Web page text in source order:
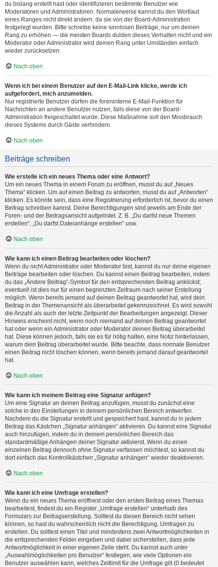
du bislang erstellt hast oder identifizieren bestimmte Benutzer wie
Moderatoren und Administratoren. Normalerweise kannst du den Wortlaut
eines Ranges nicht direkt ändern, da sie von der Board-Administration
festgelegt wurden. Bitte schreibe keine sinnlosen Beiträge, nur um deinen
Rang zu erhöhen — die meisten Boards dulden dieses Verhalten nicht und ein
Moderator oder Administrator wird deinen Rang unter Umständen einfach
wieder zurücksetzen.
Nach oben
Wenn ich bei einem Benutzer auf den E-Mail-Link klicke, werde ich
aufgefordert, mich anzumelden.
Nur registrierte Benutzer dürfen die foreninterne E-Mail-Funktion für
Nachrichten an andere Benutzer nutzen, falls diese von der Board-
Administration freigeschaltet wurde. Diese Maßnahme soll den Missbrauch
dieses Systems durch Gäste verhindern.
Nach oben
Beiträge schreiben
Wie erstelle ich ein neues Thema oder eine Antwort?
Um ein neues Thema in einem Forum zu eröffnen, musst du auf „Neues
Thema“ klicken. Um auf einen Beitrag zu antworten, musst du auf „Antworten“
klicken. Es könnte sein, dass eine Registrierung erforderlich ist, bevor du einen
Beitrag schreiben kannst. Deine Berechtigungen sind jeweils am Ende der
Foren- und der Beitragsansicht aufgelistet. Z. B. „Du darfst neue Themen
erstellen“, „Du darfst Dateianhänge erstellen“ usw.
Nach oben
Wie kann ich einen Beitrag bearbeiten oder löschen?
Wenn du nicht Administrator oder Moderator bist, kannst du nur deine eigenen
Beiträge bearbeiten oder löschen. Du kannst einen Beitrag bearbeiten, indem
du das „Ändere Beitrag“-Symbol für den entsprechenden Beitrag anklickst;
eventuell ist dies nur für einen begrenzten Zeitraum nach seiner Erstellung
möglich. Wenn bereits jemand auf deinen Beitrag geantwortet hat, wird dein
Beitrag in der Themenansicht als überarbeitet gekennzeichnet. Es wird sowohl
die Anzahl als auch der letzte Zeitpunkt der Bearbeitungen angezeigt. Dieser
Hinweis erscheint nicht, wenn noch niemand auf deinen Beitrag geantwortet
hat oder wenn ein Administrator oder Moderator deinen Beitrag überarbeitet
hat. Diese können jedoch, falls sie es für nötig halten, eine Notiz hinterlassen,
warum dein Beitrag überarbeitet wurde. Bitte beachte, dass normale Benutzer
einen Beitrag nicht löschen können, wenn bereits jemand darauf geantwortet
hat.
Nach oben
Wie kann ich meinem Beitrag eine Signatur anfügen?
Um eine Signatur an deinen Beitrag anzufügen, musst du zunächst eine
solche in den Einstellungen in deinem persönlichen Bereich entwerfen.
Nachdem du die Signatur erstellt und gespeichert hast, kannst du in jedem
Beitrag das Kästchen „Signatur anhängen“ aktivieren. Du kannst eine Signatur
auch hinzufügen, indem du in deinem persönlichen Bereich das
standardmäßige Anhängen deiner Signatur aktivierst. Wenn du einen
einzelnen Beitrag dennoch ohne Signatur verfassen möchtest, so kannst du
dort einfach das Kontrollkästchen „Signatur anhängen“ wieder deaktivieren.
Nach oben
Wie kann ich eine Umfrage erstellen?
Wenn du ein neues Thema eröffnest oder den ersten Beitrag eines Themas
bearbeitest, findest du ein Register „Umfrage erstellen“ unterhalb des
Formulars zur Beitragserstellung. Solltest du diesen Bereich nicht sehen
können, so hast du wahrscheinlich nicht die Berechtigung, Umfragen zu
erstellen. Du solltest einen Titel und mindestens zwei Antwortmöglichkeiten in
die entsprechenden Felder eingeben und dabei sicherstellen, dass jede
Antwortmöglichkeit in einer eigenen Zeile steht. Du kannst auch unter
„Auswahlmöglichkeiten pro Benutzer“ festlegen, wie viele Optionen ein
Benutzer auswählen kann, welches Zeitlimit für die Umfrage gilt (0 bedeutet